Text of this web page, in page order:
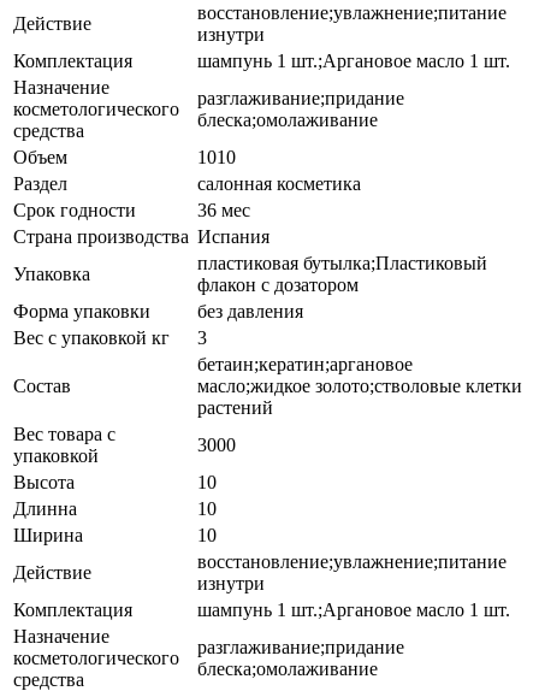
Действие
восстановление;увлажнение;питание
изнутри
Комплектация
шампунь 1 шт.;Аргановое масло 1 шт.
Назначение
косметологического
средства
разглаживание;придание
блеска;омолаживание
Объем
1010
Раздел
салонная косметика
Срок годности
36 мес
Страна производства Испания
Упаковка
пластиковая бутылка;Пластиковый
флакон с дозатором
Форма упаковки
без давления
Вес с упаковкой кг
3
Состав
бетаин;кератин;аргановое
масло;жидкое золото;стволовые клетки
растений
Вес товара с
упаковкой
3000
Высота
10
Длинна
10
Ширина
10
Действие
восстановление;увлажнение;питание
изнутри
Комплектация
шампунь 1 шт.;Аргановое масло 1 шт.
Назначение
косметологического
средства
разглаживание;придание
блеска;омолаживание